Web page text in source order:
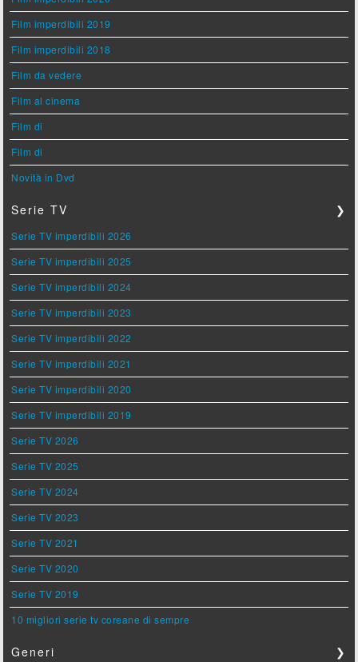
Film imperdibili 2019
Film imperdibili 2018
Film da vedere
Film al cinema
Film di
Film di
Novità in Dvd
Serie TV ❯
Serie TV imperdibili 2026
Serie TV imperdibili 2025
Serie TV imperdibili 2024
Serie TV imperdibili 2023
Serie TV imperdibili 2022
Serie TV imperdibili 2021
Serie TV imperdibili 2020
Serie TV imperdibili 2019
Serie TV 2026
Serie TV 2025
Serie TV 2024
Serie TV 2023
Serie TV 2021
Serie TV 2020
Serie TV 2019
10 migliori serie tv coreane di sempre
Generi ❯